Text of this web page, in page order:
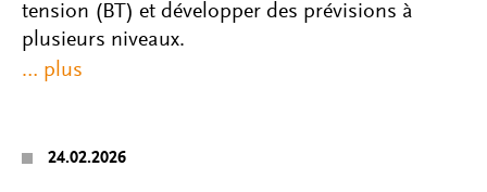
tension (BT) et développer des prévisions à
plusieurs niveaux.
24.02.2026